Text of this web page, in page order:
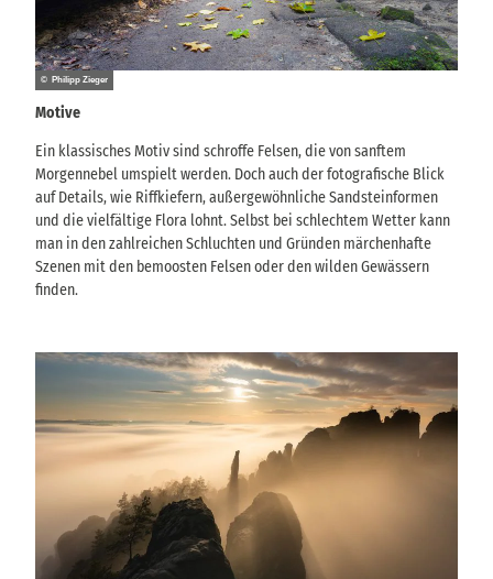
© Philipp Zieger
Motive
Ein klassisches Motiv sind schroffe Felsen, die von sanftem
Morgennebel umspielt werden. Doch auch der fotografische Blick
auf Details, wie Riffkiefern, außergewöhnliche Sandsteinformen
und die vielfältige Flora lohnt. Selbst bei schlechtem Wetter kann
man in den zahlreichen Schluchten und Gründen märchenhafte
Szenen mit den bemoosten Felsen oder den wilden Gewässern
finden.